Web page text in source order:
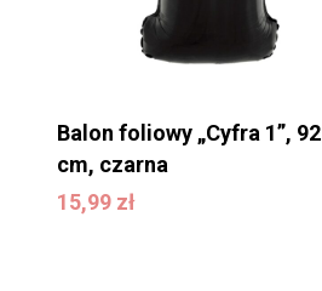
Balon foliowy „Cyfra 1”, 92
cm, czarna
15,99 zł
15,99zł